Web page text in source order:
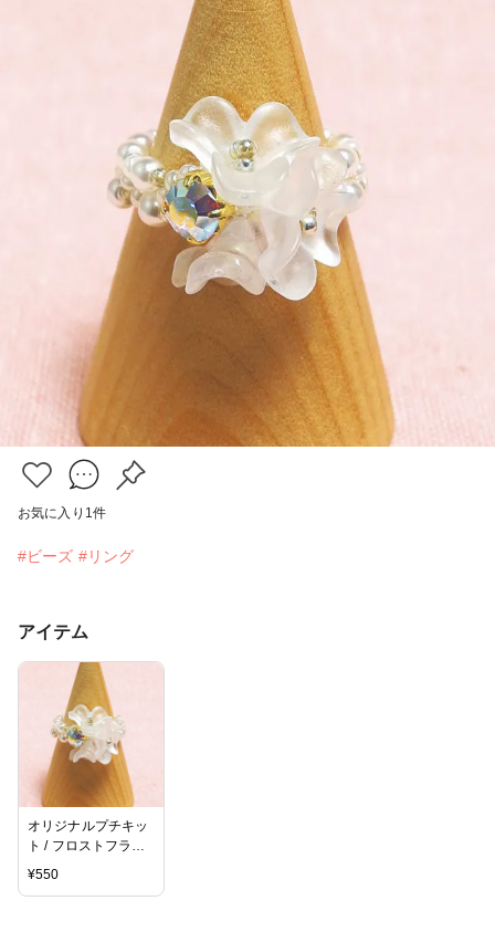
お気に入り 1 件
#ビーズ #リング
アイテム
オリジナルプチキッ
ト / フロストフラワ
ーのミニリング
¥550